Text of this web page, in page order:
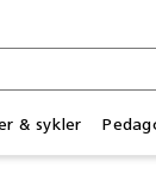
& sykler